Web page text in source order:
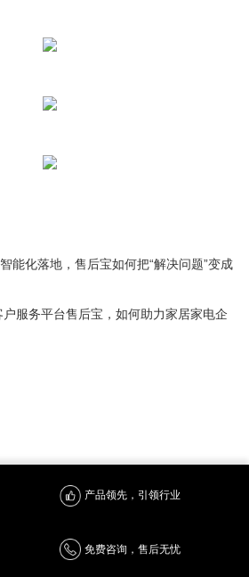
能化落地，售后宝如何把“解决问题”变成
服务平台售后宝，如何助力家居家电企
产品领先，引领行业
免费咨询，售后无忧